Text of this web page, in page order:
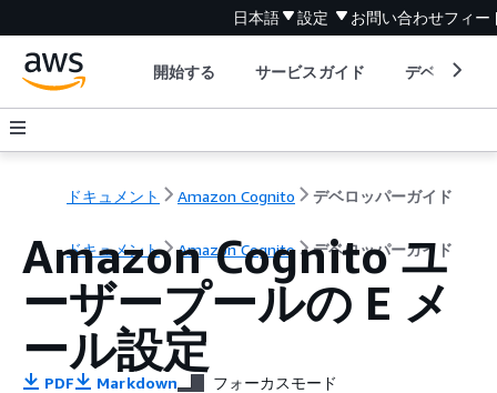
日本語 設定 お問い合わせフィー
開始する サービスガイド デベロッパ
ドキュメント Amazon Cognito デベロッパーガイド
ドキュメント Amazon Cognito デベロッパーガイド
Amazon Cognito ユ
ーザープールの E メ
ール設定
PDF Markdown フォーカスモード